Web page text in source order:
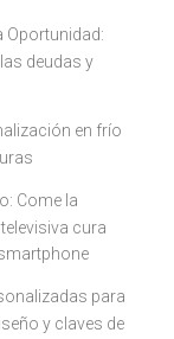
Oportunidad:
deudas y
en frío
Come la
cura
para
y claves de